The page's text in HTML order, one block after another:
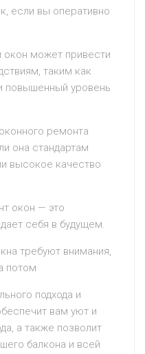
если вы оперативно
может привести
таким как
повышенный уровень
ремонта
она стандартам
высокое качество
окон — это
себя в будущем.
требуют внимания,
потом
подхода и
вам уют и
а также позволит
балкона и всей